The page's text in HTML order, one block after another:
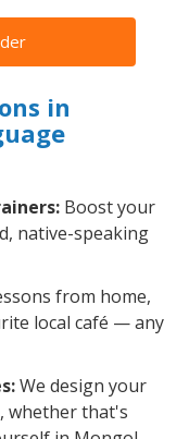
in
Boost your
native-speaking
from home,
local café — any
We design your
whether that's